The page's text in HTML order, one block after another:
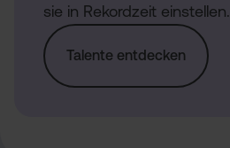
sie in Rekordzeit einstellen.
Talente entdecken